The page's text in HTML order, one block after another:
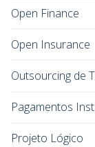
Open Finance
Open Insurance
Outsourcing de
Pagamentos
Projeto Lógico